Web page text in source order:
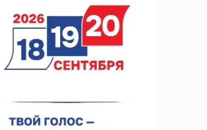
спортобъектов выросла на 28%
07.08.2026 12:15
В Нижнем Новгороде прошло совещание
Росгвардии
07.08.2026 12:04